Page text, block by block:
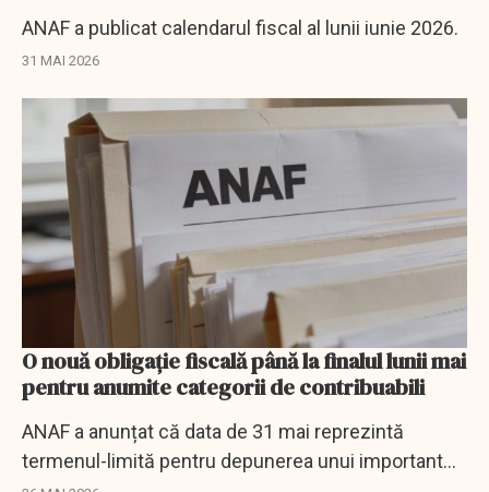
ANAF a publicat calendarul fiscal al lunii iunie 2026.
31 MAI 2026
O nouă obligație fiscală până la finalul lunii mai
pentru anumite categorii de contribuabili
ANAF a anunțat că data de 31 mai reprezintă
termenul-limită pentru depunerea unui important